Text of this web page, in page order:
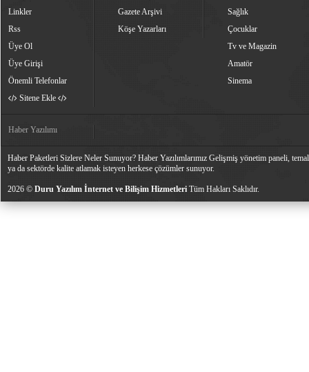
Linkler
Rss
Üye Ol
Üye Girişi
Önemli Telefonlar
Sitene Ekle
Gazete Arşivi
Köşe Yazarları
Sağlık
Çocuklar
Tv ve Magazin
Amatör
Sinema
Haber Yazılımı
Haber Paketleri Sizlere Neler Sunuyor? Haber Yazılımlarımız Gelişmiş yönetim paneli,
ya da sektörde kalite atlamak isteyen herkese çözümler sunuyor.
2026 © Duru Yazılım İnternet ve Bilişim Hizmetleri Tüm Hakları Saklıdır.